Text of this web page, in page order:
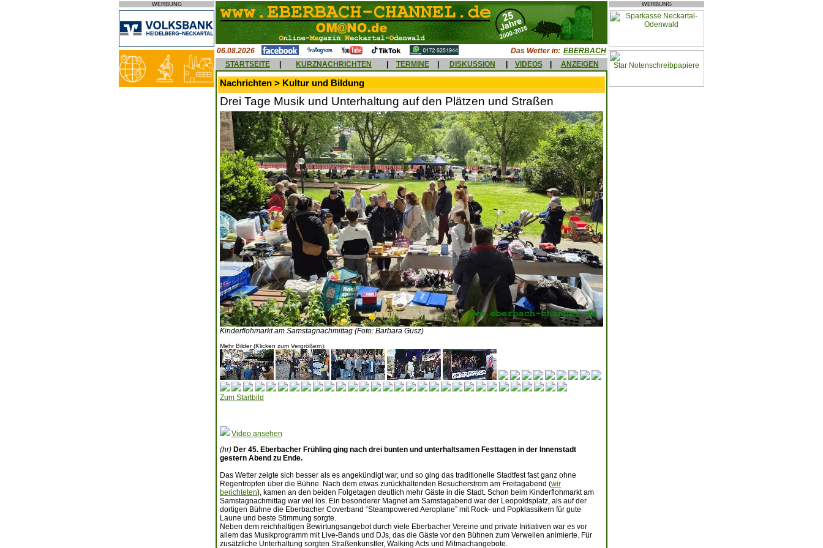
WERBUNG
06.08.2026 Das Wetter in: EBERBACH
STARTSEITE
KURZNACHRICHTEN TERMINE DISKUSSION VIDEOS ANZEIGEN
Nachrichten > Kultur und Bildung
Drei Tage Musik und Unterhaltung auf den Plätzen und Straßen
Kinderflohmarkt am Samstagnachmittag (Foto: Barbara Gusz)
Mehr Bilder (Klicken zum Vergrößern):
Zum Startbild
Video ansehen
(hr) Der 45. Eberbacher Frühling ging nach drei bunten und unterhaltsamen Festtagen in der Innenstadt
gestern Abend zu Ende.
Das Wetter zeigte sich besser als es angekündigt war, und so ging das traditionelle Stadtfest fast ganz ohne
Regentropfen über die Bühne. Nach dem etwas zurückhaltenden Besucherstrom am Freitagabend (wir
berichteten), kamen an den beiden Folgetagen deutlich mehr Gäste in die Stadt. Schon beim Kinderflohmarkt am
Samstagnachmittag war viel los. Ein besonderer Magnet am Samstagabend war der Leopoldsplatz, als auf der
dortigen Bühne die Eberbacher Coverband “Steampowered Aeroplane” mit Rock- und Popklassikern für gute
Laune und beste Stimmung sorgte.
Neben dem reichhaltigen Bewirtungsangebot durch viele Eberbacher Vereine und private Initiativen war es vor
allem das Musikprogramm mit Live-Bands und DJs, das die Gäste vor den Bühnen zum Verweilen animierte. Für
zusätzliche Unterhaltung sorgten Straßenkünstler, Walking Acts und Mitmachangebote.
WERBUNG